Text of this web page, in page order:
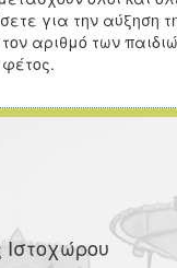
για την αύξηση
αριθμό των
φέτος.